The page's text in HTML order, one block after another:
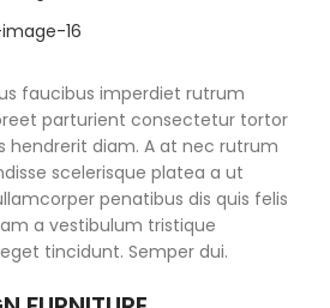
faucibus imperdiet rutrum
parturient consectetur tortor
hendrerit diam. A at nec rutrum
scelerisque platea a ut
penatibus dis quis felis
a vestibulum tristique
tincidunt. Semper dui.